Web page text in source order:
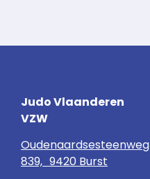
Judo Vlaanderen
VZW
Oudenaardsesteenweg
839, 9420 Burst